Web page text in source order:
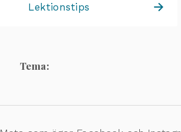
Lektionstips
Tema: